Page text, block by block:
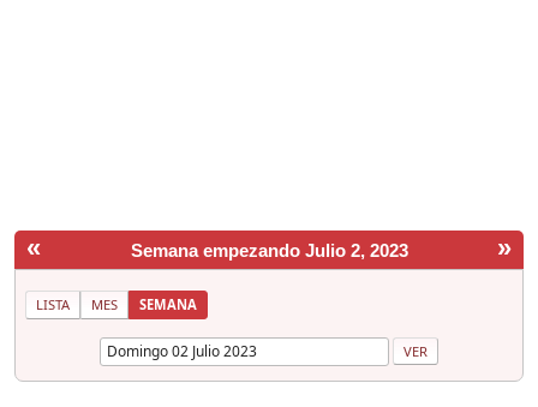
« »
Semana empezando Julio 2, 2023
LISTA MES SEMANA